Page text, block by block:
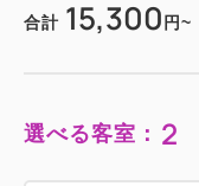
合計 15,300 円~
選べる客室： 2